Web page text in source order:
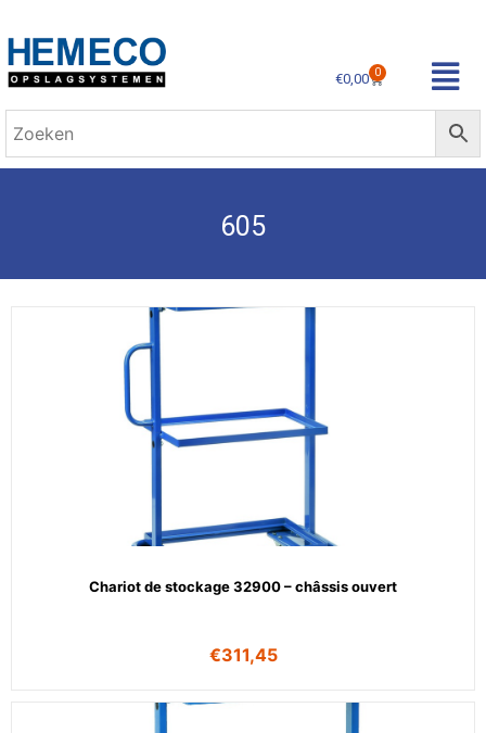
€0,00 0
605
Chariot de stockage 32900 – châssis ouvert
€311,45